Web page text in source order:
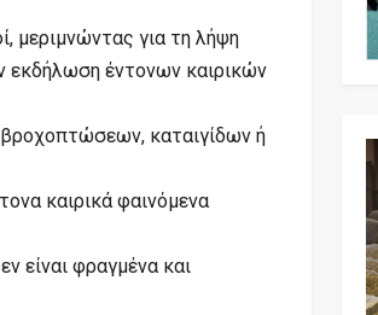
μεριμνώντας για τη λήψη
εκδήλωση έντονων καιρικών
καταιγίδων ή
καιρικά φαινόμενα
είναι φραγμένα και